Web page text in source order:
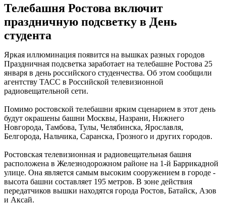
Телебашня Ростова включит
праздничную подсветку в День
студента
Яркая иллюминация появится на вышках разных городов
Праздничная подсветка заработает на телебашне Ростова 25
января в день российского студенчества. Об этом сообщили
агентству ТАСС в Российской телевизионной
радиовещательной сети.
Помимо ростовской телебашни ярким сценарием в этот день
будут окрашены башни Москвы, Назрани, Нижнего
Новгорода, Тамбова, Тулы, Челябинска, Ярославля,
Белгорода, Нальчика, Саранска, Грозного и других городов.
Ростовская телевизионная и радиовещательная башня
расположена в Железнодорожном районе на 1-й Баррикадной
улице. Она является самым высоким сооружением в городе -
высота башни составляет 195 метров. В зоне действия
передатчиков вышки находятся города Ростов, Батайск, Азов
и Аксай.